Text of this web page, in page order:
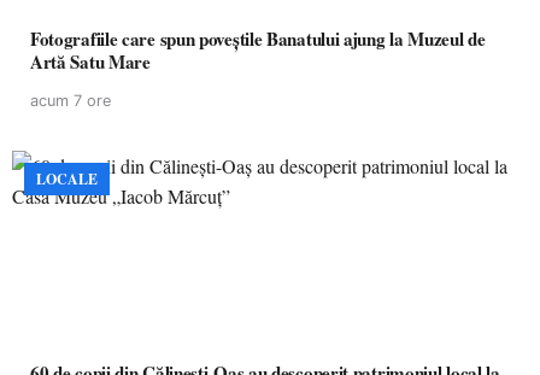
Fotografiile care spun poveștile Banatului ajung la Muzeul de
Artă Satu Mare
acum 7 ore
LOCALE